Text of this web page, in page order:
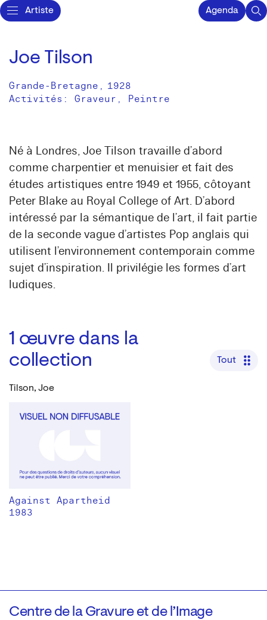
Artiste Agenda
Joe Tilson
Grande-Bretagne , 1928
Activités: Graveur Peintre
Né à Londres, Joe Tilson travaille d’abord
comme charpentier et menuisier et fait des
études artistiques entre 1949 et 1955, côtoyant
Peter Blake au Royal College of Art. D’abord
intéressé par la sémantique de l’art, il fait partie
de la seconde vague d’artistes Pop anglais qui
utilisent l’environnement contemporain comme
sujet d’inspiration. Il privilégie les formes d’art
ludiques.
1 œuvre dans la
collection
Tout
Tilson, Joe
Against Apartheid
1983
Centre de la Gravure et de l’Image